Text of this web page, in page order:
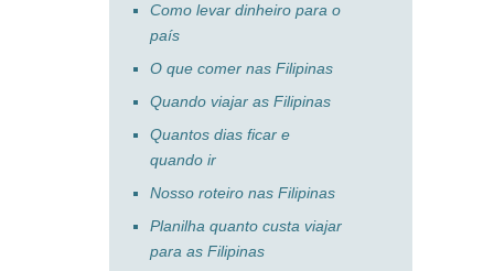
Como levar dinheiro para o
país
O que comer nas Filipinas
Quando viajar as Filipinas
Quantos dias ficar e
quando ir
Nosso roteiro nas Filipinas
Planilha quanto custa viajar
para as Filipinas